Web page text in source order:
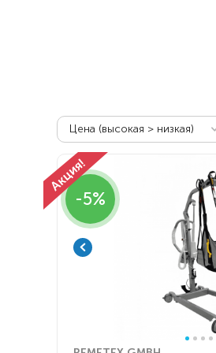
Цена (высокая > низкая)
-5%